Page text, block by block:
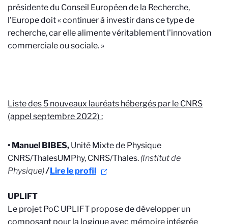
présidente du Conseil Européen de la Recherche,
l’Europe doit « continuer à investir dans ce type de
recherche, car elle alimente véritablement l'innovation
commerciale ou sociale. »
Liste des 5 nouveaux lauréats hébergés par le CNRS
(appel septembre 2022) :
• Manuel BIBES, Unité Mixte de Physique
CNRS/ThalesUMPhy, CNRS/Thales. (Institut de
Physique)/Lire le profil
UPLIFT
Le projet PoC UPLIFT propose de développer un
composant pour la logique avec mémoire intégrée